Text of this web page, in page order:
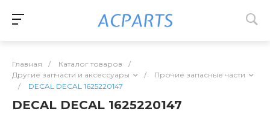
Главная / Каталог товаров
/
Другие запчасти и аксессуары
/
Прочие запасные части
/
DECAL DECAL 1625220147
DECAL DECAL 1625220147